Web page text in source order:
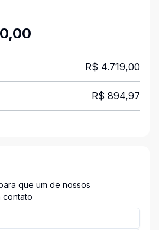
R$ 4.719,00
R$ 894,97
que um de nossos
contato